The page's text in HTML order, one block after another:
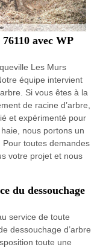
avec WP
Les Murs
équipe intervient
Si vous êtes à la
de racine d’arbre,
et expérimenté pour
nous portons un
toutes demandes
votre projet et nous
du dessouchage
service de toute
dessouchage d’arbre
toute une